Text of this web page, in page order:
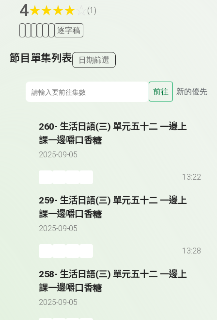
4★★★★ (1)
逐字稿
節目單集列表 日期篩選
前往 新的優先
260- 生活日語(三) 單元五十二 一邊上
課一邊嚼口香糖
2025-09-05
13:22
259- 生活日語(三) 單元五十二 一邊上
課一邊嚼口香糖
2025-09-05
13:28
258- 生活日語(三) 單元五十二 一邊上
課一邊嚼口香糖
2025-09-05